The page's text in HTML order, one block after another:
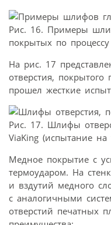
Рис. 16. Примеры
покрытых по процессу
На рис. 17
отверстия, покрытого
прошел жесткие
Рис. 17. Шлифы
ViaKing (испытание на
Медное покрытие с
термоударом. На
и вздутий медного
с аналогичными
отверстий печатных